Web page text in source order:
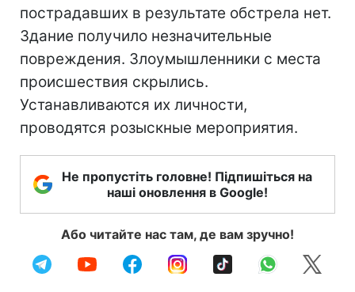
пострадавших в результате обстрела нет.
Здание получило незначительные
повреждения. Злоумышленники с места
происшествия скрылись.
Устанавливаются их личности,
проводятся розыскные мероприятия.
Не пропустіть головне! Підпишіться на
наші оновлення в Google!
Або читайте нас там, де вам зручно!